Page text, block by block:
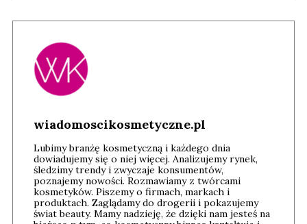
wiadomoscikosmetyczne.pl
Lubimy branżę kosmetyczną i każdego dnia
dowiadujemy się o niej więcej. Analizujemy rynek,
śledzimy trendy i zwyczaje konsumentów,
poznajemy nowości. Rozmawiamy z twórcami
kosmetyków. Piszemy o firmach, markach i
produktach. Zaglądamy do drogerii i pokazujemy
świat beauty. Mamy nadzieję, że dzięki nam jesteś na